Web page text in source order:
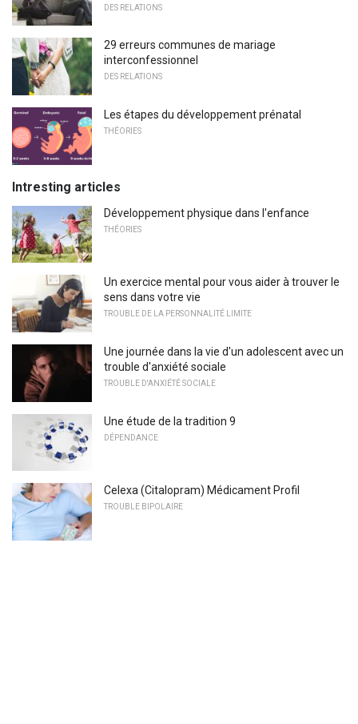
DES RELATIONS
29 erreurs communes de mariage
interconfessionnel
DES RELATIONS
Les étapes du développement prénatal
THÉORIES
Intresting articles
Développement physique dans l'enfance
THÉORIES
Un exercice mental pour vous aider à trouver le
sens dans votre vie
TROUBLE DE LA PERSONNALITÉ LIMITE
Une journée dans la vie d'un adolescent avec un
trouble d'anxiété sociale
TROUBLE D'ANXIÉTÉ SOCIALE
Une étude de la tradition 9
DÉPENDANCE
Celexa (Citalopram) Médicament Profil
TROUBLE BIPOLAIRE